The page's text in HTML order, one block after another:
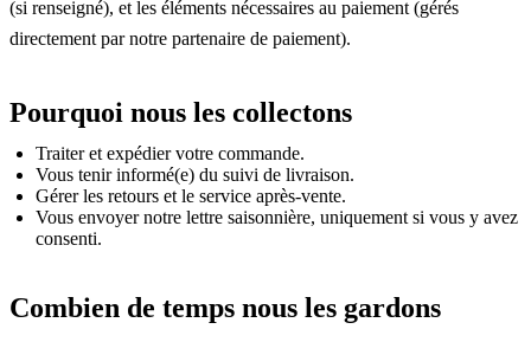
(si renseigné), et les éléments nécessaires au paiement (gérés
directement par notre partenaire de paiement).
Pourquoi nous les collectons
Traiter et expédier votre commande.
Vous tenir informé(e) du suivi de livraison.
Gérer les retours et le service après-vente.
Vous envoyer notre lettre saisonnière, uniquement si vous y avez
consenti.
Combien de temps nous les gardons